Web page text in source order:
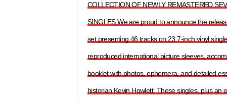
COLLECTION OF NEWLY REMASTERED
SINGLES We are proud to announce the
set presenting 46 tracks on 23 7-inch vinyl
reproduced international picture sleeves,
booklet with photos, ephemera, and detailed
historian Kevin Howlett. These singles, plus an